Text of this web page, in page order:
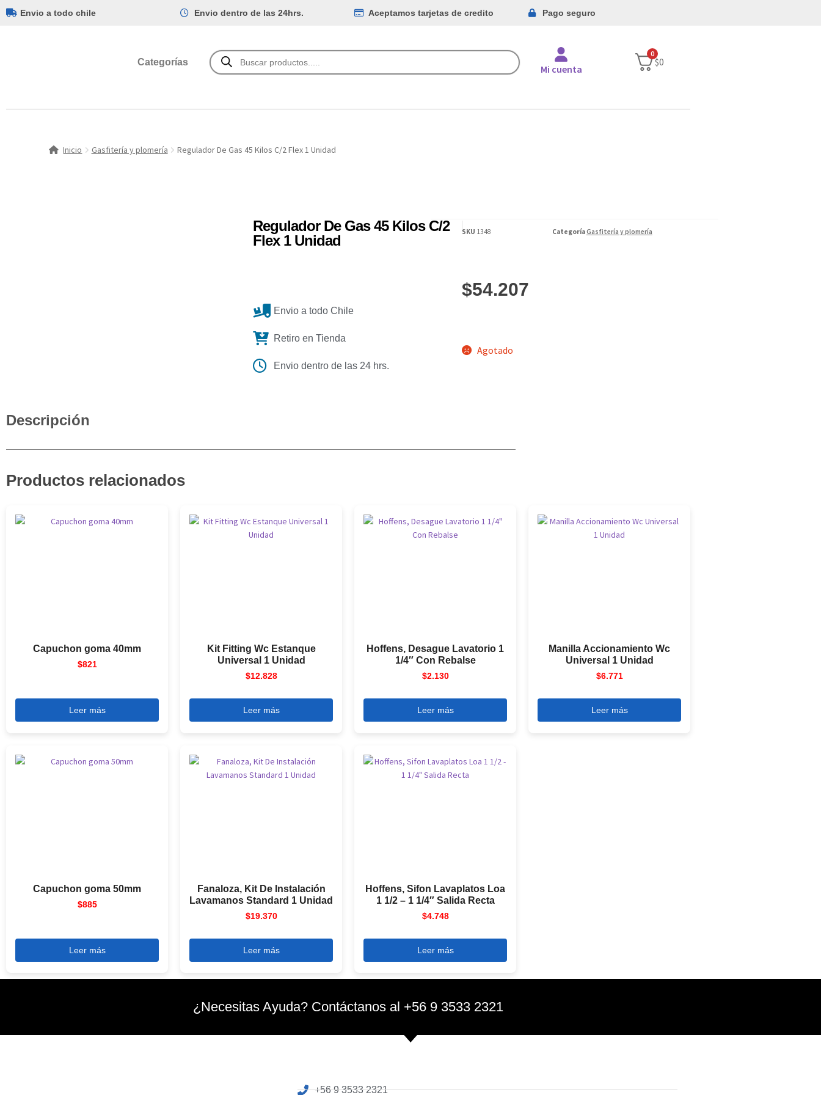
Envio a todo chile Envio dentro de las 24hrs. Aceptamos tarjetas de credito Pago seguro
Categorías
Mi cuenta
0
$0
Inicio Gasfitería y plomería Regulador De Gas 45 Kilos C/2 Flex 1 Unidad
Regulador De Gas 45 Kilos C/2
Flex 1 Unidad
Envio a todo Chile
Retiro en Tienda
Envio dentro de las 24 hrs.
SKU 1348 CategoríaGasfitería y plomería
$54.207
Agotado
Descripción
Productos relacionados
Capuchon goma 40mm
$821
Leer más
Kit Fitting Wc Estanque
Universal 1 Unidad
$12.828
Leer más
Hoffens, Desague Lavatorio 1
1/4″ Con Rebalse
$2.130
Leer más
Manilla Accionamiento Wc
Universal 1 Unidad
$6.771
Leer más
Capuchon goma 50mm
$885
Leer más
Fanaloza, Kit De Instalación
Lavamanos Standard 1 Unidad
$19.370
Leer más
Hoffens, Sifon Lavaplatos Loa
1 1/2 – 1 1/4″ Salida Recta
$4.748
Leer más
¿Necesitas Ayuda? Contáctanos al +56 9 3533 2321
+56 9 3533 2321